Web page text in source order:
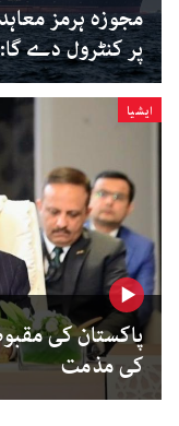
مجوزہ ہرمز
پر کنٹرول دے گا:
ایشیا
پاکستان کی
کی مذمت